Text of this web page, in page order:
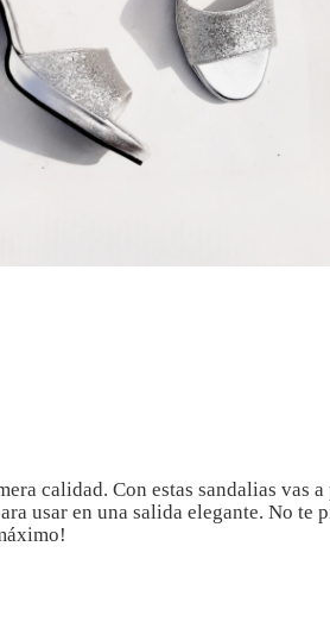
calidad. Con estas sandalias vas
usar en una salida elegante. No te